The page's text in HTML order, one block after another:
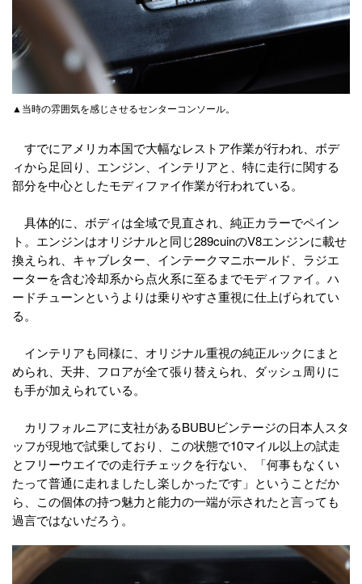
▲当時の雰囲気を感じさせるセンターコンソール。
すでにアメリカ本国で大幅なレストア作業が行われ、ボデ
ィから足回り、エンジン、インテリアと、特に走行に関する
部分を中心としたモディファイ作業が行われている。
具体的に、ボディは全域で見直され、純正カラーでペイン
ト。エンジンはオリジナルと同じ289cuinのV8エンジンに載せ
換えられ、キャブレター、インテークマニホールド、ラジエ
ーターを含む冷却系から点火系に至るまでモディファイ。ハ
ードチューンというよりは乗りやすさ重視に仕上げられてい
る。
インテリアも同様に、オリジナル重視の純正ルックにまと
められ、天井、フロアが全て張り替えられ、ダッシュ周りに
も手が加えられている。
カリフォルニアに支社があるBUBUビンテージの日本人スタ
ッフが現地で試乗しており、この状態で10マイル以上の試走
とフリーウエイでの走行チェックを行ない、「何事もなくい
たって普通に走れましたし楽しかったです」ということだか
ら、この個体の持つ魅力と能力の一端が示されたと言っても
過言ではないだろう。